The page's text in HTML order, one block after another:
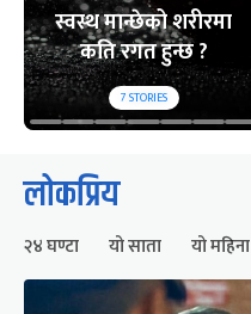
स्वस्थ मान्छेको शरीरमा
कति रगत हुन्छ ?
7STORIES
लोकप्रिय
२४ घण्टा यो साता यो महिना